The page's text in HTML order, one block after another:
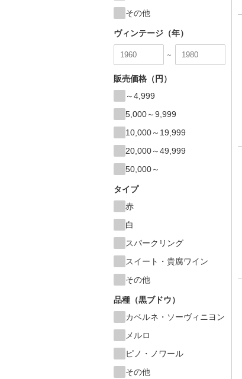
その他
ヴィンテージ（年）
～
販売価格（円）
～4,999
5,000～9,999
10,000～19,999
20,000～49,999
50,000～
タイプ
赤
白
スパークリング
スイート・貴腐ワイン
その他
品種（黒ブドウ）
カベルネ・ソーヴィニヨン
メルロ
ピノ・ノワール
その他